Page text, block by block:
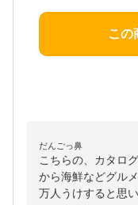
この
だんごっ鼻
こちらの、カタロ
から海鮮などグル
万人うけすると思い